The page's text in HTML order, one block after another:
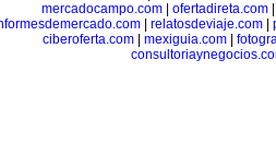
mercadocampo.com| ofertadireta.com
| relatosdeviaje.com|
ciberoferta.com
mexiguia.com